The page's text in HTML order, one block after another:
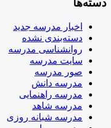
دسته‌ها
اخبار مدرسه جدید
دسته‌بندی نشده
روانشناسی مدرسه
سایت مدرسه
صور مدرسه
مدرسه دانش
مدرسه راهنمایی
مدرسه شاهد
مدرسه شبانه روزی